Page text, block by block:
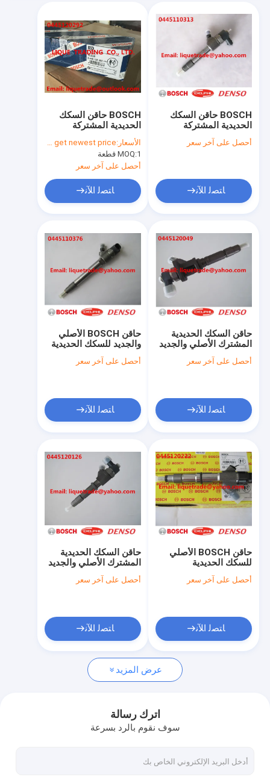
المنتجات
حول بنا
دلفي حاقن الوقود
حاقن الوقود من Cat
حاقن آخر
BOSCH حاقن السكك
الحديدية المشتركة
0445120292/0445120292
لـ YUCHAI J6A00-
1112100-A38
الأسعار:Please contact us to get newest price.
MOQ:1 قطعة
أحصل على آخر سعر
ﺎﺘﺼﻟ ﺍﻶﻧ
BOSCH حاقن السكك
الحديدية المشتركة
0445110445 ،
أحصل على آخر سعر
ﺎﺘﺼﻟ ﺍﻶﻧ
حاقن BOSCH الأصلي
والجديد للسكك الحديدية
المشتركة 0445110376
لـ ISF2.8 5258744
أحصل على آخر سعر
ﺎﺘﺼﻟ ﺍﻶﻧ
حاقن السكك الحديدية
المشترك الأصلي والجديد
من بوش 0445120049
لميتسوبيشي ME223750أحصل على آخر سعر
ﺎﺘﺼﻟ ﺍﻶﻧ
حاقن السكك الحديدية
المشترك الأصلي والجديد
KOBELCO SK130-8
أحصل على آخر سعر
ﺎﺘﺼﻟ ﺍﻶﻧ
حاقن BOSCH الأصلي
للسكك الحديدية
EICHAI
أحصل على آخر سعر
ﺎﺘﺼﻟ ﺍﻶﻧ
عرض المزيد
اترك رسالة
سوف نقوم بالرد بسرعة